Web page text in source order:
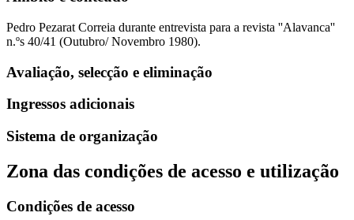
Pedro Pezarat Correia durante entrevista para a revista ''Alavanca''
n.ºs 40/41 (Outubro/ Novembro 1980).
Avaliação, selecção e eliminação
Ingressos adicionais
Sistema de organização
Zona das condições de acesso e utilização
Condições de acesso